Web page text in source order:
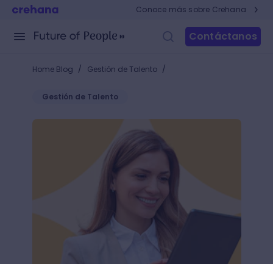
Conoce más sobre Crehana
Contáctanos
Home Blog / Gestión de Talento /
Gestión de Talento
Pasos para elaborar un informe de Recursos